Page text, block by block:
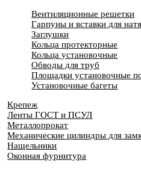
Вентиляционные решетки
Гарпуны и вставки для
Заглушки
Кольца протекторные
Кольца установочные
Обводы для труб
Площадки установочные
Установочные багеты
Крепеж
Ленты ГОСТ и ПСУЛ
Металлопрокат
Механические цилиндры для
Нащельники
Оконная фурнитура